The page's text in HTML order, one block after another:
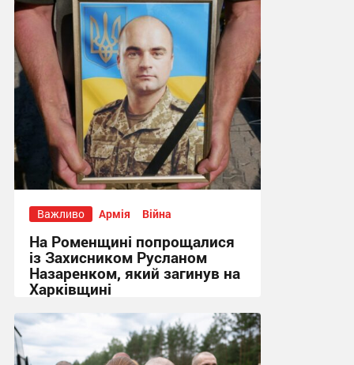
11:11 сьогодні
Важливо Армія Війна
На Роменщині попрощалися
із Захисником Русланом
Назаренком, який загинув на
Харківщині